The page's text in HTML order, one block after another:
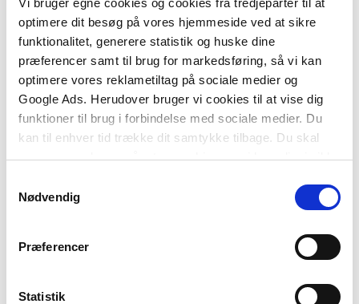
optimere dit besøg på vores hjemmeside ved at sikre
funktionalitet, generere statistik og huske dine
præferencer samt til brug for markedsføring, så vi kan
optimere vores reklametiltag på sociale medier og
Google Ads. Herudover bruger vi cookies til at vise dig
funktioner til brug i forbindelse med sociale medier. Du
kan til enhver tid trække dit samtykke tilbage. Du skal
være opmærksom på, at vores hjemmeside muligvis ikke
tilbagetrækker et samtykke.
Nødvendig
Præferencer
Statistik
2 formater
Arbejdslivets svære
følelser
Fra
309,95 KR.
Genstart fællesskabet
Stine Reintoft
249,95 KR.